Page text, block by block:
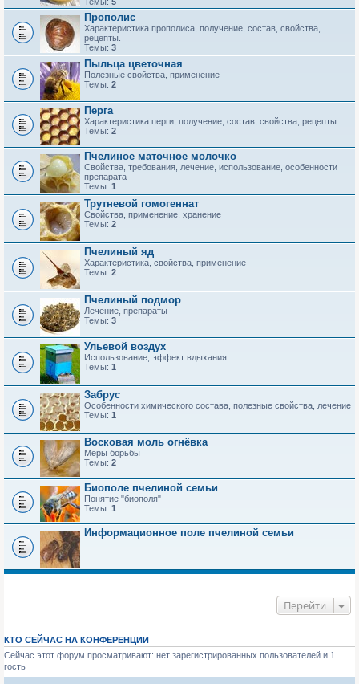
Прополис
Характеристика прополиса, получение, состав, свойства,
рецепты.
Темы: 3
Пыльца цветочная
Полезные свойства, применение
Темы: 2
Перга
Характеристика перги, получение, состав, свойства, рецепты.
Темы: 2
Пчелиное маточное молочко
Свойства, требования, лечение, использование, особенности
препарата
Темы: 1
Трутневой гомогеннат
Свойства, применение, хранение
Темы: 2
Пчелиный яд
Характеристика, свойства, применение
Темы: 2
Пчелиный подмор
Лечение, препараты
Темы: 3
Ульевой воздух
Использование, эффект вдыхания
Темы: 1
Забрус
Особенности химического состава, полезные свойства, лечение
Темы: 1
Восковая моль огнёвка
Меры борьбы
Темы: 2
Биополе пчелиной семьи
Понятие "биополя"
Темы: 1
Информационное поле пчелиной семьи
Перейти
КТО СЕЙЧАС НА КОНФЕРЕНЦИИ
Сейчас этот форум просматривают: нет зарегистрированных пользователей и 1
гость